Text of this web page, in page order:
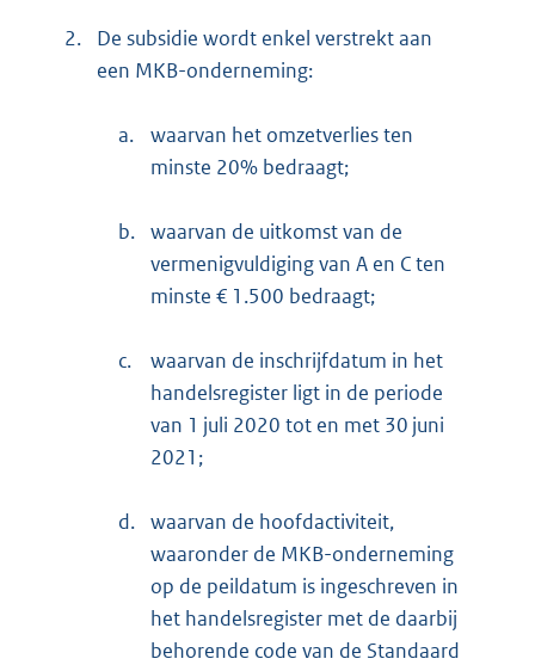
2.
De subsidie wordt enkel verstrekt aan
een MKB-onderneming:
a.
waarvan het omzetverlies ten
minste 20% bedraagt;
b. waarvan de uitkomst van de
vermenigvuldiging van A en C ten
minste € 1.500 bedraagt;
c.
waarvan de inschrijfdatum in het
handelsregister ligt in de periode
van 1 juli 2020 tot en met 30 juni
2021;
d. waarvan de hoofdactiviteit,
waaronder de MKB-onderneming
op de peildatum is ingeschreven in
het handelsregister met de daarbij
behorende code van de Standaard